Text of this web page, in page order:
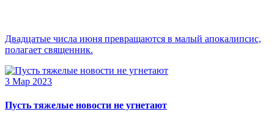
Двадцатые числа июня превращаются в малый апокалипсис,
полагает священник.
3 Мар 2023
Пусть тяжелые новости не угнетают